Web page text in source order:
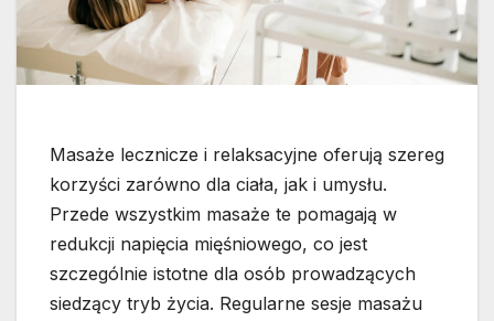
Masaże lecznicze i relaksacyjne oferują szereg
korzyści zarówno dla ciała, jak i umysłu.
Przede wszystkim masaże te pomagają w
redukcji napięcia mięśniowego, co jest
szczególnie istotne dla osób prowadzących
siedzący tryb życia. Regularne sesje masażu